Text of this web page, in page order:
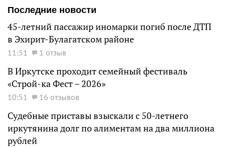
Последние новости
45-летний пассажир иномарки погиб после ДТП
в Эхирит-Булагатском районе
11:51 1 отзыв
В Иркутске проходит семейный фестиваль
«Строй-ка Фест – 2026»
10:51 16 отзывов
Судебные приставы взыскали с 50-летнего
иркутянина долг по алиментам на два миллиона
рублей